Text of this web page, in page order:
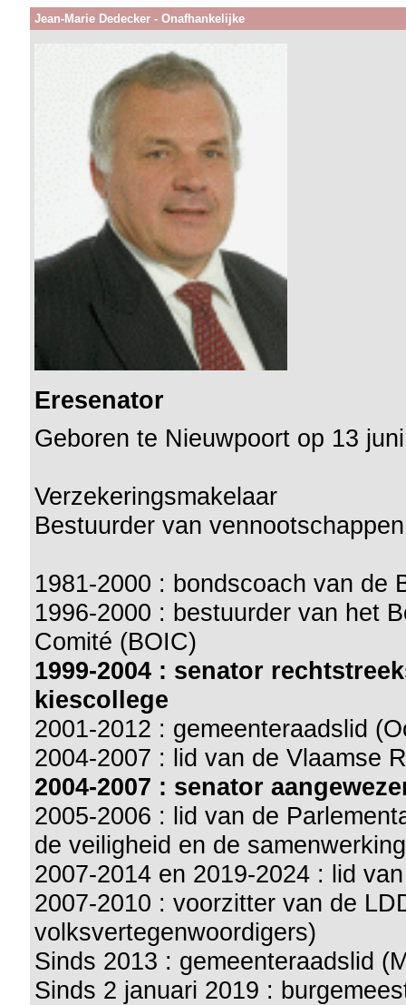
Jean-Marie Dedecker - Onafhankelijke
Eresenator
Geboren te Nieuwpoort op 13
Verzekeringsmakelaar
Bestuurder van vennootschappen
1981-2000 : bondscoach van de
1996-2000 : bestuurder van het
Comité (BOIC)
1999-2004 : senator
kiescollege
2001-2012 : gemeenteraadslid
2004-2007 : lid van de Vlaamse
2004-2007 : senator
2005-2006 : lid van de
de veiligheid en de
2007-2014 en 2019-2024 : lid
2007-2010 : voorzitter van de
volksvertegenwoordigers)
Sinds 2013 : gemeenteraadslid
Sinds 2 januari 2019 :